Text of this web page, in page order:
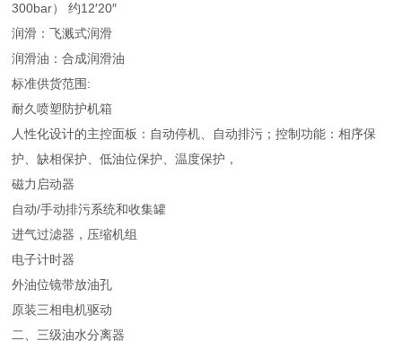
300bar） 约12′20″
润滑：飞溅式润滑
润滑油：合成润滑油
标准供货范围:
耐久喷塑防护机箱
人性化设计的主控面板：自动停机、自动排污；控制功能：相序保
护、缺相保护、低油位保护、温度保护，
磁力启动器
自动/手动排污系统和收集罐
进气过滤器，压缩机组
电子计时器
外油位镜带放油孔
原装三相电机驱动
二、三级油水分离器